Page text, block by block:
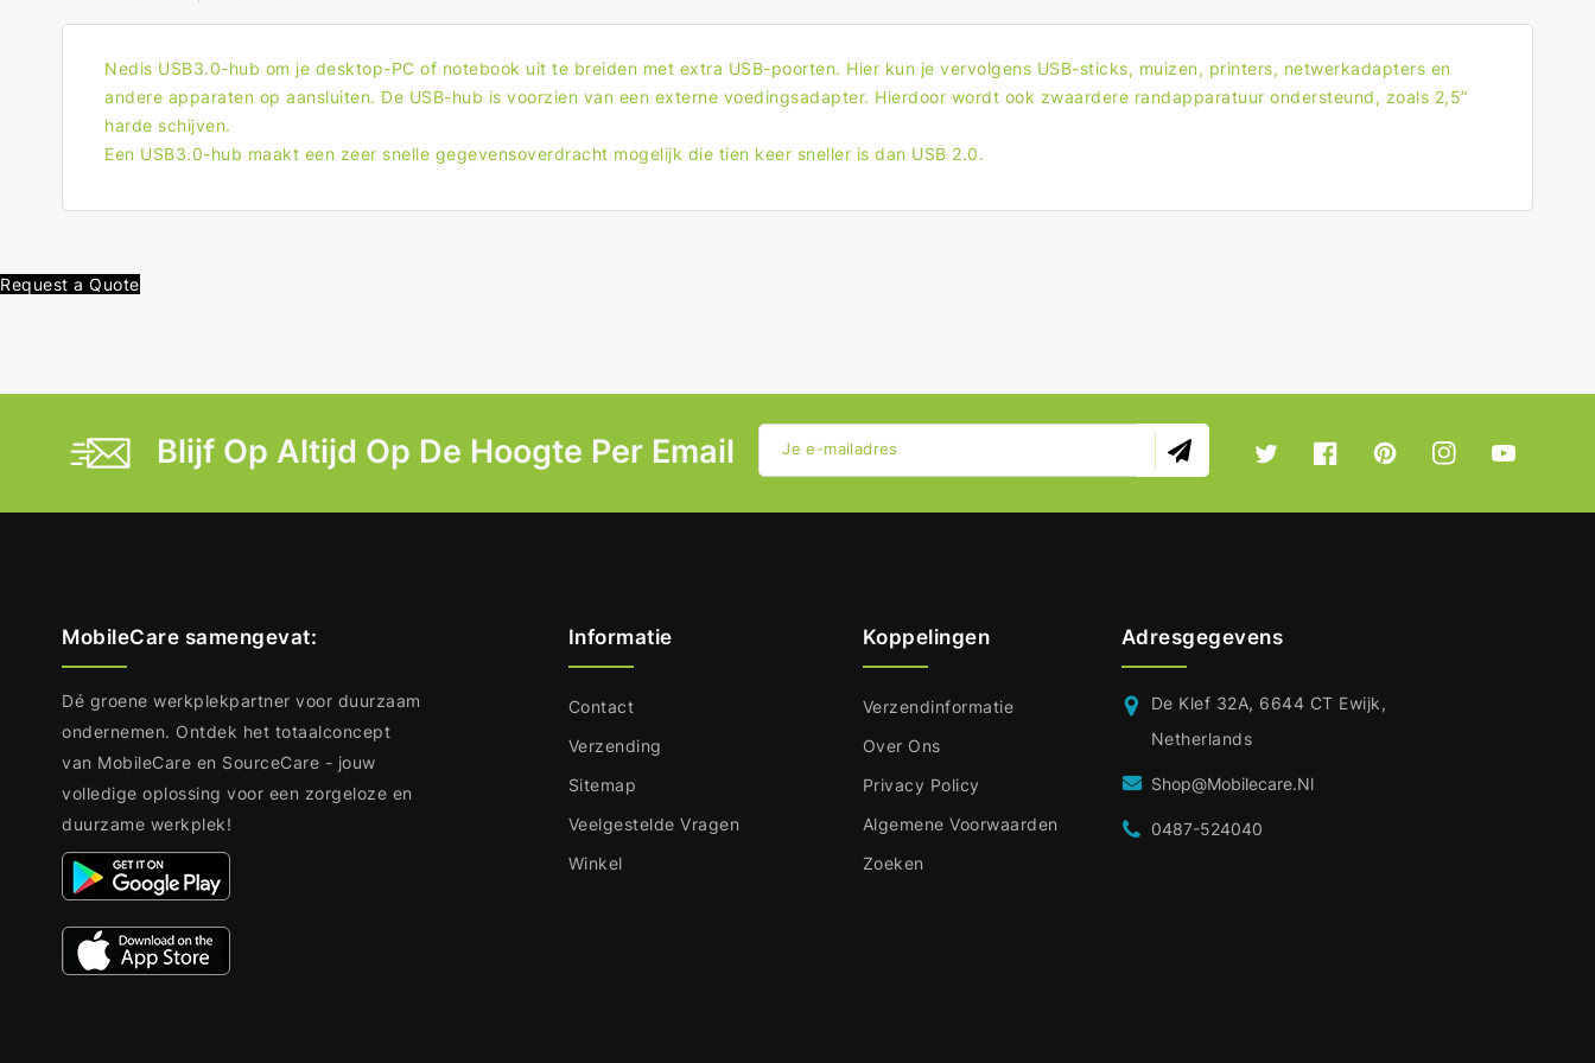
5
5x
USB
5
5x
USB
Nedis USB3.0-hub om je desktop-PC of notebook uit te breiden met extra USB-poorten. Hier kun je vervolgens USB-sticks, muizen, printers, netwerkadapters en
andere apparaten op aansluiten. De USB-hub is voorzien van een externe voedingsadapter. Hierdoor wordt ook zwaardere randapparatuur ondersteund, zoals 2,5”
harde schijven.
Een USB3.0-hub maakt een zeer snelle gegevensoverdracht mogelijk die tien keer sneller is dan USB 2.0.
Request a Quote
Blijf Op Altijd Op De Hoogte Per Email Je e-mailadres
Twitter FacebookPinterestInstagramYouTube
MobileCare samengevat:
Dé groene werkplekpartner voor duurzaam
ondernemen. Ontdek het totaalconcept
van MobileCare en SourceCare - jouw
volledige oplossing voor een zorgeloze en
duurzame werkplek!
Informatie
Contact
Verzending
Sitemap
Veelgestelde Vragen
Winkel
Koppelingen
Verzendinformatie
Over Ons
Privacy Policy
Algemene Voorwaarden
Zoeken
Adresgegevens
De Klef 32A, 6644 CT Ewijk,
Netherlands
Shop@mobilecare.nl
0487-524040